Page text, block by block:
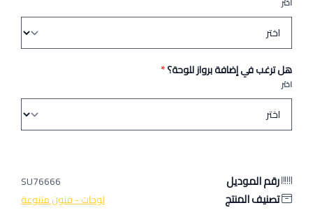
هل ترغب في إضافة برواز للوحة؟*
اختر
رقم الموديل SU76666
تصنيف المنتج لوحات - فنون متنوعة